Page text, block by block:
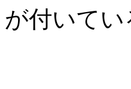
が付いて